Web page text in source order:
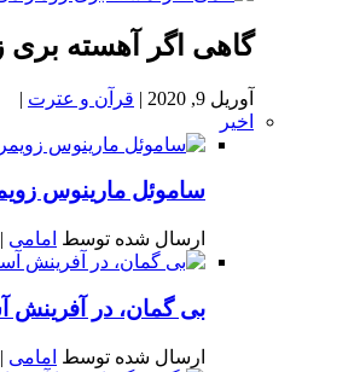
گاهی اگر آهسته
آوریل 9, 2020 | قرآن و عترت |
اخیر
ساموئل مارینوس
ارسال شده توسط امامی |
بى گمان، در آفرينش
ارسال شده توسط امامی |